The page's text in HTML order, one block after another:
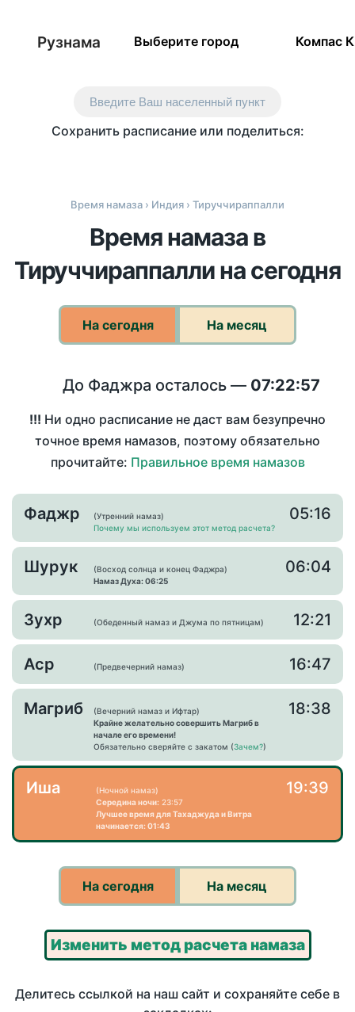
Рузнама Выберите город Компас
Введите Ваш населенный пункт
Сохранить расписание или поделиться:
Время намаза › Индия › Тируччираппалли
Время намаза в
Тируччираппалли на сегодня
На сегодня На месяц
До Фаджра осталось — 07:22:57
!!! Ни одно расписание не даст вам безупречно
точное время намазов, поэтому обязательно
прочитайте: Правильное время намазов
Фаджр
(Утренний намаз)
Почему мы используем этот метод расчета?
05:16
Шурук
(Восход солнца и конец Фаджра)
Намаз Духа: 06:25
06:04
Зухр (Обеденный намаз и Джума по пятницам) 12:21
Аср (Предвечерний намаз) 16:47
Магриб
(Вечерний намаз и Ифтар)
Крайне желательно совершить Магриб в
начале его времени!
Обязательно сверяйте с закатом (Зачем?)
18:38
Иша
(Ночной намаз)
Середина ночи: 23:57
Лучшее время для Тахаджуда и Витра
начинается: 01:43
19:39
На сегодня На месяц
Изменить метод расчета намаза
Делитесь ссылкой на наш сайт и сохраняйте себе в